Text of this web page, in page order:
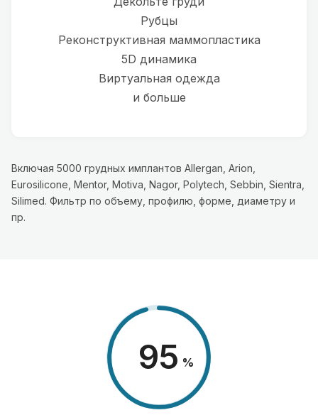
Рубцы
Реконструктивная маммопластика
5D динамика
Виртуальная одежда
и больше
Включая 5000 грудных имплантов Allergan, Arion,
Eurosilicone, Mentor, Motiva, Nagor, Polytech, Sebbin, Sientra,
Silimed. Фильтр по объему, профилю, форме, диаметру и
пр.
98 %